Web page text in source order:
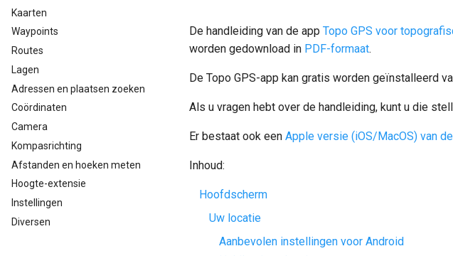
Kaarten
Waypoints
Routes
Lagen
Adressen en plaatsen zoeken
Coördinaten
Camera
Kompasrichting
Afstanden en hoeken meten
Hoogte-extensie
Instellingen
Diversen
De handleiding van de app Topo GPS voor
worden gedownload in PDF-formaat.
De Topo GPS-app kan gratis worden geïnstalleerd
Als u vragen hebt over de handleiding, kunt u die
Er bestaat ook een Apple versie (iOS/MacOS) van
Inhoud:
Hoofdscherm
Uw locatie
Aanbevolen instellingen voor Android